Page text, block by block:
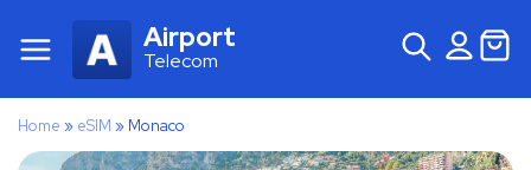
Airport
Telecom
Home » eSIM » Monaco